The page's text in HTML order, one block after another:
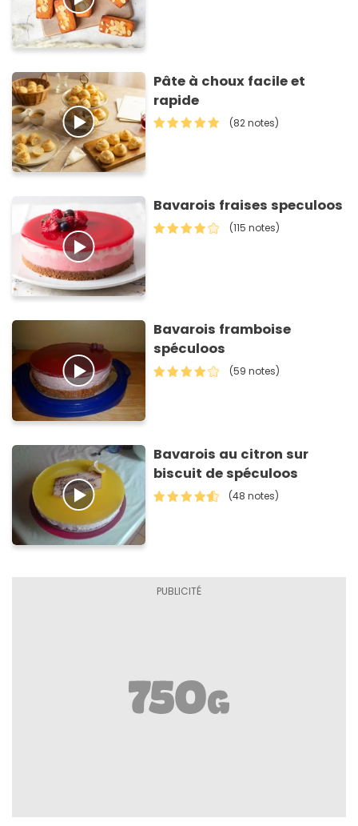
Pâte à choux facile et
rapide
(82 notes)
Bavarois fraises speculoos
(115 notes)
Bavarois framboise
spéculoos
(59 notes)
Bavarois au citron sur
biscuit de spéculoos
(48 notes)